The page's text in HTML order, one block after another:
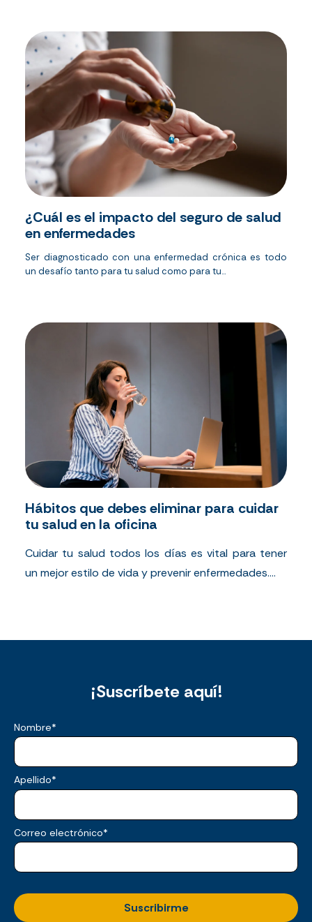
¿Cuál es el impacto del seguro de salud
en enfermedades
Ser diagnosticado con una enfermedad crónica es todo
un desafío tanto para tu salud como para tu...
Hábitos que debes eliminar para cuidar
tu salud en la oficina
Cuidar tu salud todos los días es vital para tener
un mejor estilo de vida y prevenir enfermedades....
¡Suscríbete aquí!
Nombre*
Apellido*
Correo electrónico*